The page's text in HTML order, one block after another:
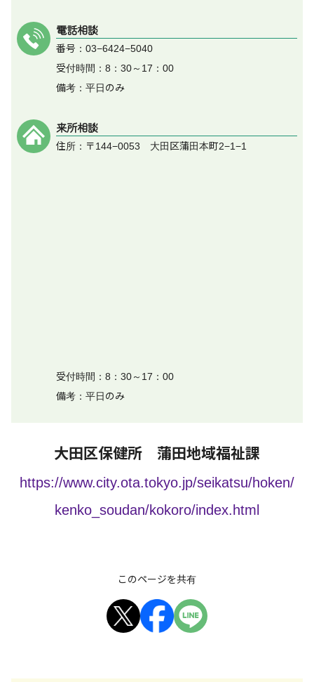
電話相談
番号：03−6424−5040
受付時間：8：30～17：00
備考：平日のみ
来所相談
住所：〒144−0053 大田区蒲田本町2−1−1
受付時間：8：30～17：00
備考：平日のみ
大田区保健所 蒲田地域福祉課
https://www.city.ota.tokyo.jp/seikatsu/hoken/
kenko_soudan/kokoro/index.html
このページを共有